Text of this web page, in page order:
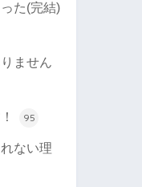
た(完結)
ません
95
ない理